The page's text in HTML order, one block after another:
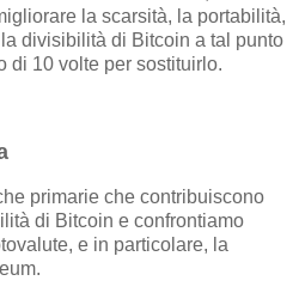
la scarsità, la portabilità,
divisibilità di Bitcoin a tal punto
di 10 volte per sostituirlo.
primarie che contribuiscono
di Bitcoin e confrontiamo
e in particolare, la